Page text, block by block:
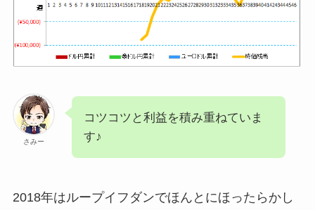
さみー
コツコツと利益を積み重ねていま
す♪
2018年はループイフダンでほんとにほったらかし